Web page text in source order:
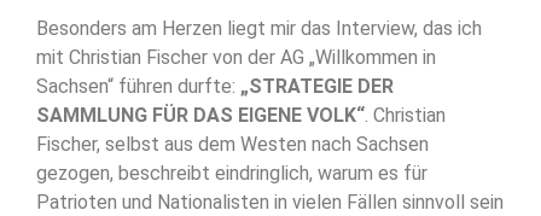
Besonders am Herzen liegt mir das Interview, das ich
mit Christian Fischer von der AG „Willkommen in
Sachsen“ führen durfte: „STRATEGIE DER
SAMMLUNG FÜR DAS EIGENE VOLK“. Christian
Fischer, selbst aus dem Westen nach Sachsen
gezogen, beschreibt eindringlich, warum es für
Patrioten und Nationalisten in vielen Fällen sinnvoll sein